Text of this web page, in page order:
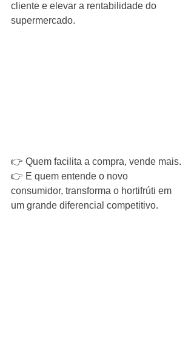
cliente e elevar a rentabilidade do
supermercado.
👉 Quem facilita a compra, vende mais.
👉 E quem entende o novo
consumidor, transforma o hortifrúti em
um grande diferencial competitivo.